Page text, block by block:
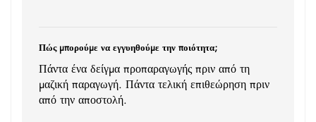
Πώς μπορούμε να εγγυηθούμε την ποιότητα;
Πάντα ένα δείγμα προπαραγωγής πριν από τη
μαζική παραγωγή. Πάντα τελική επιθεώρηση πριν
από την αποστολή.